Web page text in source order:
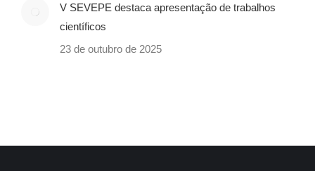
V SEVEPE destaca apresentação de trabalhos
científicos
23 de outubro de 2025